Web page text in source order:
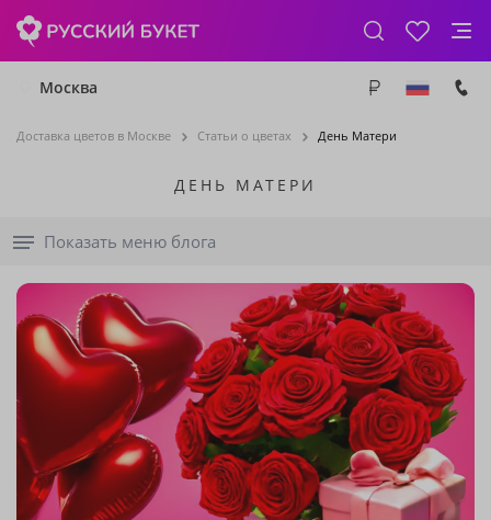
Москва
Доставка цветов в Москве Статьи о цветах День Матери
ДЕНЬ МАТЕРИ
Показать меню блога